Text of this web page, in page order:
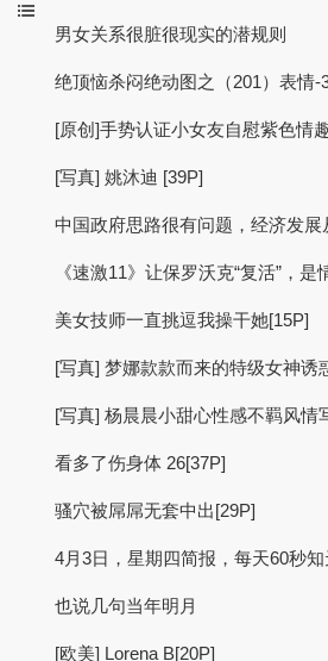
男女关系很脏很现实的潜规则
绝顶恼杀闷绝动图之（201）表情-
[原创]手势认证小女友自慰紫色情
[写真] 姚沐迪 [39P]
中国政府思路很有问题，经济发展
《速激11》让保罗沃克“复活”，
美女技师一直挑逗我操干她[15P]
[写真] 梦娜款款而来的特级女神诱
[写真] 杨晨晨小甜心性感不羁风情
看多了伤身体 26[37P]
骚穴被屌屌无套中出[29P]
4月3日，星期四简报，每天60秒
也说几句当年明月
[欧美] Lorena B[20P]